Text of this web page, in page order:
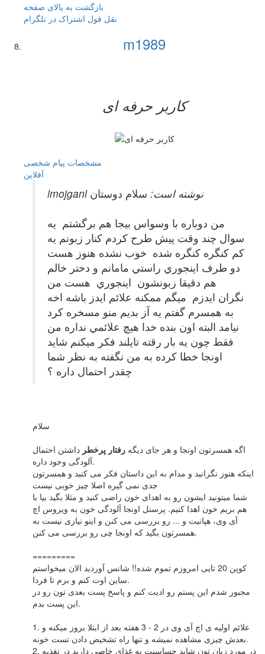
بازگشت به بالای صفحه
نقل قول اشتراک در تلگرام
m1989
کاربر حرفه ای
مشخصات پیام شخصی
آفلاين
lmojganl نوشته است: سلام دوستان
من دوباره با وسواس بيجا هم برگشتم يه
سوال چند وقت پيش طرح كردم كنار زبونم يه
كم كنگره كنگره شده خوب نشده هنوز هست
دو طرف اينجوري راستي مامانم و دختر خالم
هم دقيقا زبونشون اينجوري هست من
نگران ايدزم ميگم ممكنه علائم ايدز باشه اخه
به همسرم گفتم يه آز بديم منو مسخره كرد
نيامد البته اون بنده خدا هيچ علائمي نداره من
فقط چون يه بار رقته تايلند فكر ميكنم شايد
اونجا خطا كرده به من نگفته به نظر شما
چقدر احتمال داره ؟
سلام
اگه همسرتون اونجا و هر جای دیگه رفتار پرخطر داشتن احتمال
آلودگی وجود داره.
اینکه هنوز نگرانید و مدام به این داستان فکر می کنید و همسرتون
جدی نمی گیره اصلا چیز خوبی نیست
شما میتونید ایشون رو به اهدای خون راضی کنید و مثلا بگید بیا با
هم بریم خون اهدا کنیم. پرسنل اونجا آلودگی خون به ویروس اچ
آی وی، هپاتیت و ... رو بررسی می کنن و اینو نیازی نیست به
همسرتون بگید که اونجا چی رو بررسی می کنن.
=========
کوپن 20 تایی امروزم تموم شده!! شانس آوردید الان میخواستم
ساین اوت کنم و برم تا فردا.
مجبور شدم این پستم رو ادیت کنم و پاسخ پست بعدی تون رو در
این پست بدم.
1. علائم اولیه ی اچ آی وی در 2 - 3 هفته بعد از ابتلا بروز میکنه و
بعدش چیزی مشاهده نمیشه و تنها راه تشخیص دادن تست خونه.
2. در مورد زبان تون شاید حساسیت به غذای خاصی دارید در تغذیه